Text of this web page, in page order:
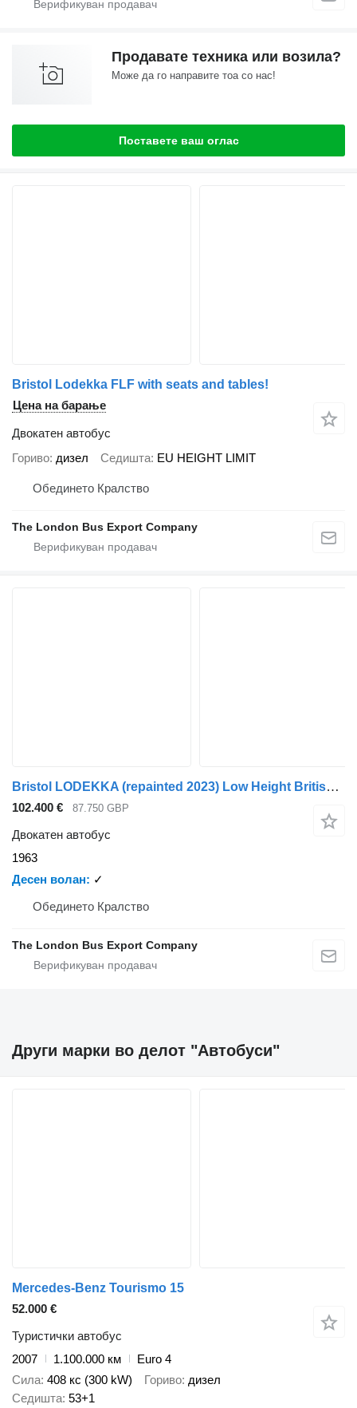
Продавате техника или возила?
Може да го направите тоа со нас!
Поставете ваш оглас
Bristol Lodekka FLF with seats and tables!
Цена на барање
Двокатен автобус
Гориво дизел Седишта EU HEIGHT LIMIT
Обединето Кралство
The London Bus Export Company
Bristol LODEKKA (repainted 2023) Low Height British Double Decker Bus Ma
102.400 € 87.750 GBP
Двокатен автобус
1963
Десен волан
✓
Обединето Кралство
The London Bus Export Company
Други марки во делот "Автобуси"
Mercedes-Benz Tourismo 15
52.000 €
Туристички автобус
2007
1.100.000 км
Euro 4
Сила 408 кс (300 kW) Гориво дизел
Седишта 53+1